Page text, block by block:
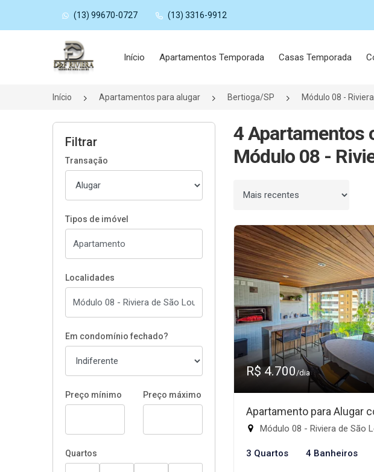
(13) 99670-0727 (13) 3316-9912
Página inicial
Início Apartamentos Temporada Casas Temporada
Início Apartamentos para alugar Bertioga/SP Módulo 08 -
Filtrar
Transação
Tipos de imóvel
Localidades
Em condomínio fechado?
Preço mínimo Preço máximo
Quartos
4 Apartamentos
Módulo 08 -
Ordenar por
R$ 4.700/dia
Apartamento para Alugar
Módulo 08 - Riviera de São
3 Quartos 4 Banheiros